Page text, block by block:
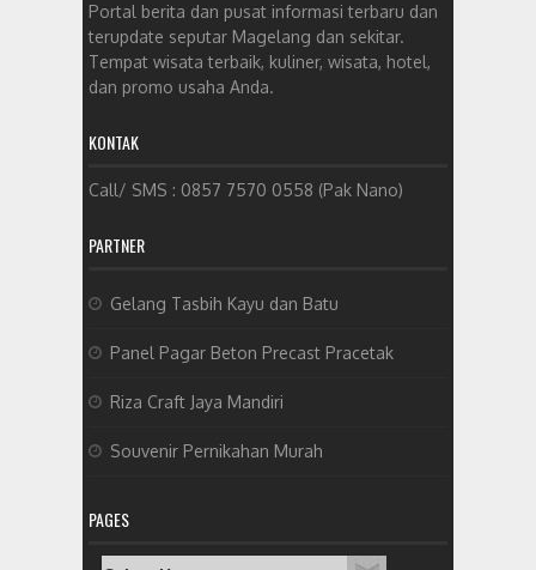
Portal berita dan pusat informasi terbaru dan
terupdate seputar Magelang dan sekitar.
Tempat wisata terbaik, kuliner, wisata, hotel,
dan promo usaha Anda.
KONTAK
Call/ SMS : 0857 7570 0558 (Pak Nano)
PARTNER
Gelang Tasbih Kayu dan Batu
Panel Pagar Beton Precast Pracetak
Riza Craft Jaya Mandiri
Souvenir Pernikahan Murah
PAGES